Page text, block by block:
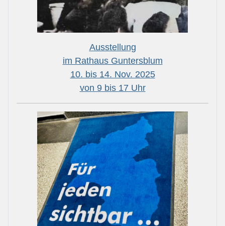
Ausstellung
im Rathaus Guntersblum
10. bis 14. Nov. 2025
von 9 bis 17 Uhr